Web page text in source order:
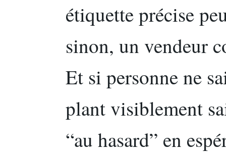
étiquette précise
sinon, un vendeur
Et si personne ne
plant visiblement
“au hasard” en